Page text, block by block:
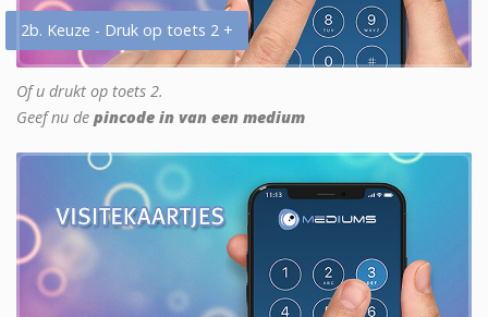
2b. Keuze - Druk op toets 2 +
Of u drukt op toets 2.
Geef nu de pincode in van een medium